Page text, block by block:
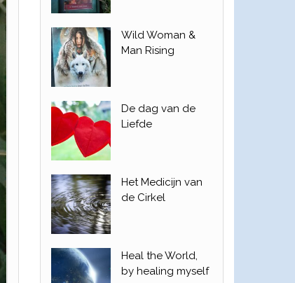
Wild Woman &
Man Rising
De dag van de
Liefde
Het Medicijn van
de Cirkel
Heal the World,
by healing myself